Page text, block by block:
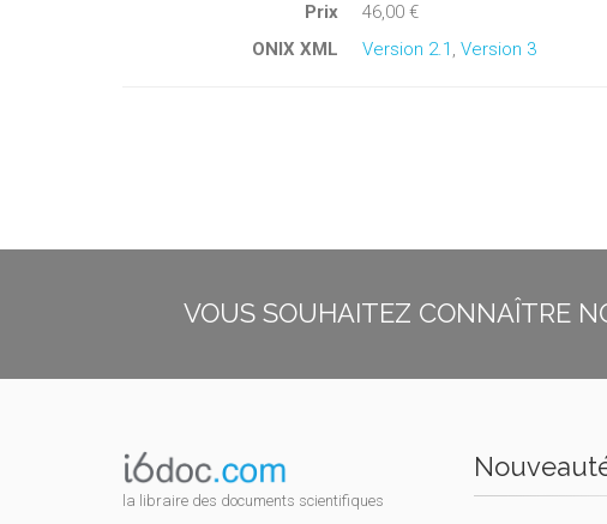
Prix
46,00 €
ONIX XML
Version 2.1 , Version 3
VOUS SOUHAITEZ CONNAÎTRE
la libraire des documents scientifiques